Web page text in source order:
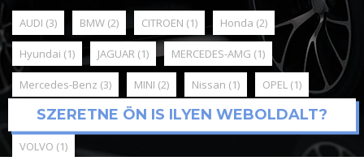
SZERETNE ÖN IS ILYEN WEBOLDALT?
AUDI (3) BMW (2) CITROEN (1) Honda (2)
Hyundai (1) JAGUAR (1) MERCEDES-AMG (1)
Mercedes-Benz (3) MINI (2) Nissan (1) OPEL (1)
RENAULT(1) SKODA (3) Toyota(3) Volkswagen (3)
VOLVO (1)